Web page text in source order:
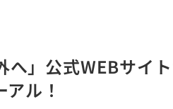
へ」公式WEBサイ
ル！